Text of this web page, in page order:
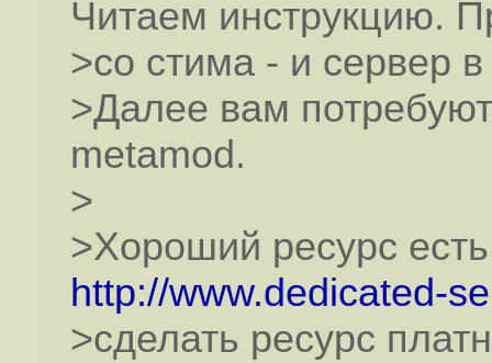
Читаем инструкцию.
>со стима - и сервер
>Далее вам
metamod.
>
>Хороший ресурс
http://www.dedicated-
>сделать ресурс